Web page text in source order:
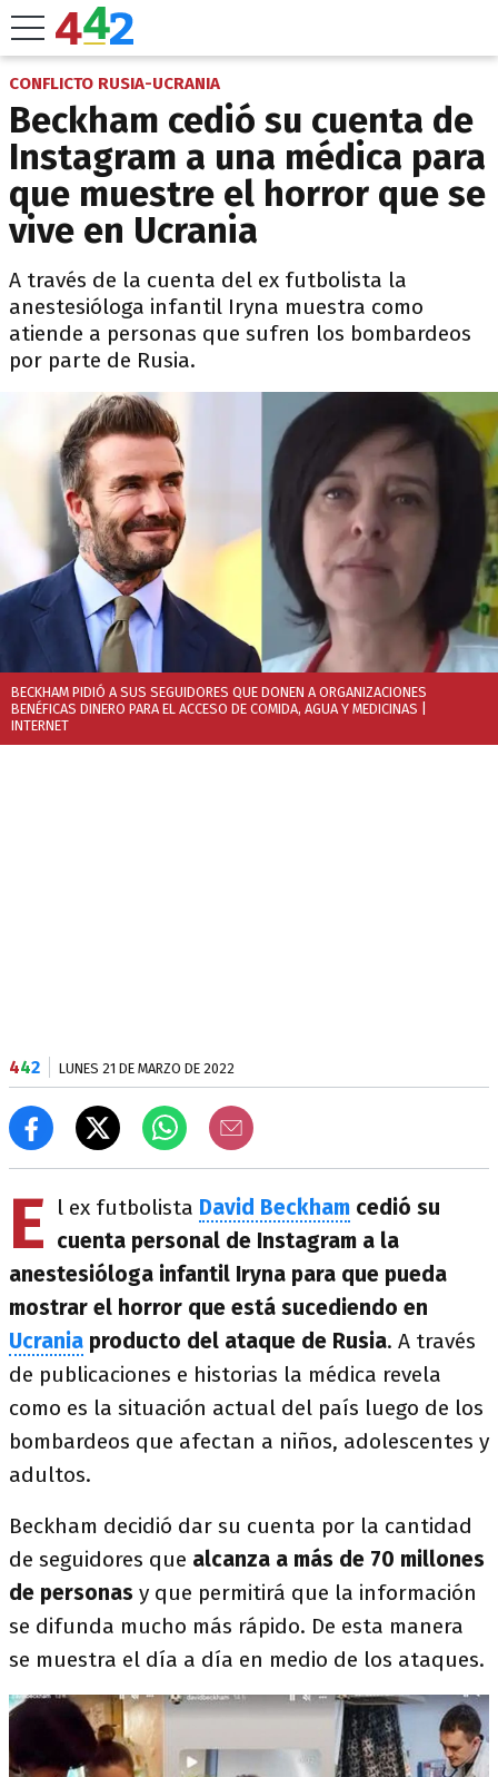
CONFLICTO RUSIA-UCRANIA
Beckham cedió su cuenta de
Instagram a una médica para
que muestre el horror que se
vive en Ucrania
A través de la cuenta del ex futbolista la
anestesióloga infantil Iryna muestra como
atiende a personas que sufren los bombardeos
por parte de Rusia.
BECKHAM PIDIÓ A SUS SEGUIDORES QUE DONEN A ORGANIZACIONES
BENÉFICAS DINERO PARA EL ACCESO DE COMIDA, AGUA Y MEDICINAS
INTERNET
442 LUNES 21 DE MARZO DE 2022
E l ex futbolista David Beckham cedió su
cuenta personal de Instagram a la
anestesióloga infantil Iryna para que pueda
mostrar el horror que está sucediendo en
Ucrania producto del ataque de Rusia. A través
de publicaciones e historias la médica revela
como es la situación actual del país luego de los
bombardeos que afectan a niños, adolescentes y
adultos.
Beckham decidió dar su cuenta por la cantidad
de seguidores que alcanza a más de 70 millones
de personas y que permitirá que la información
se difunda mucho más rápido. De esta manera
se muestra el día a día en medio de los ataques.